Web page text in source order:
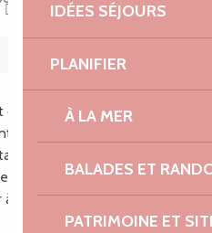
IDÉES SÉJOURS
PLANIFIER
À LA MER
BALADES ET
PATRIMOINE ET
avec poêle à bois
nautique, tennis, centre
commerces à 2 km
bio sur place. Sites
à proximité.